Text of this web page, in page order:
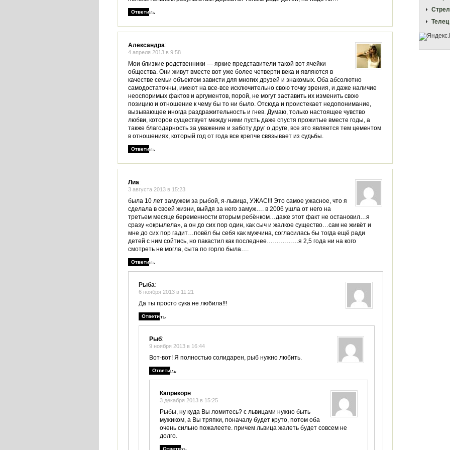
Телец
Ответить
Александра:
4 апреля 2013 в 9:58
Мои близкие родственники — яркие представители такой вот ячейки
общества. Они живут вместе вот уже более четверти века и являются в
качестве семьи объектом зависти для многих друзей и знакомых. Оба абсолютно
самодостаточны, имеют на все-все исключительно свою точку зрения, и даже наличие
неоспоримых фактов и аргументов, порой, не могут заставить их изменить свою
позицию и отношение к чему бы то ни было. Отсюда и проистекает недопонимание,
вызывающее иногда раздражительность и гнев. Думаю, только настоящее чувство
любви, которое существует между ними пусть даже спустя прожитые вместе годы, а
также благодарность за уважение и заботу друг о друге, все это является тем цементом
в отношениях, который год от года все крепче связывает из судьбы.
Ответить
Лиа:
3 августа 2013 в 15:23
была 10 лет замужем за рыбой, я-львица, УЖАС!!! Это самое ужасное, что я
сделала в своей жизни, выйдя за него замуж…. в 2006 ушла от него на
третьем месяце беременности вторым ребёнком…даже этот факт не остановил…я
сразу «окрылела», а он до сих пор один, как сыч и жалкое существо…сам не живёт и
мне до сих пор гадит…повёл бы себя как мужчина, согласилась бы тогда ещё ради
детей с ним сойтись, но пакастил как последнее…………….я 2,5 года ни на кого
смотреть не могла, сыта по горло была….
Ответить
Рыба:
6 ноября 2013 в 11:21
Да ты просто сука не любила!!!
Ответить
Рыб:
9 ноября 2013 в 16:44
Вот-вот! Я полностью солидарен, рыб нужно любить.
Ответить
Каприкорн:
3 декабря 2013 в 15:25
Рыбы, ну куда Вы ломитесь? с львицами нужно быть
мужиком, а Вы тряпки, поначалу будет круто, потом оба
очень сильно пожалеете. причем львица жалеть будет совсем не
долго.
Ответить